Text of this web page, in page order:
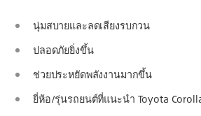
นุ่มสบายและลดเสียงรบกวน
ปลอดภัยยิ่งขึ้น
ช่วยประหยัดพลังงานมากขึ้น
ยี่ห้อ/รุ่นรถยนต์ที่แนะนำ Toyota